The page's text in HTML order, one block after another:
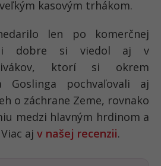
kasovým trhákom.
len po komerčnej
dobre si viedol aj v
ktorí si okrem
Goslinga pochvaľovali aj
o záchrane Zeme, rovnako
medzi hlavným hrdinom a
aj v našej recenzii.